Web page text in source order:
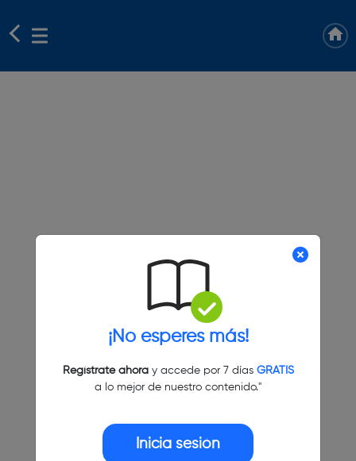
¡No esperes más!
Regístrate ahoray accede por 7 días GRATIS
a lo mejor de nuestro contenido."
Inicia sesión